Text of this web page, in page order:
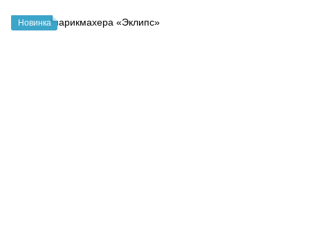
Новинка